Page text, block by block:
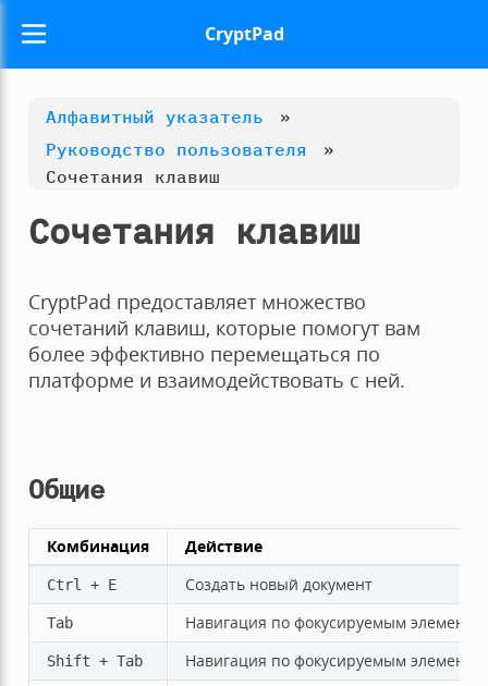
CryptPad
Алфавитный указатель
»
Руководство пользователя
»
Сочетания клавиш
Сочетания клавиш
CryptPad предоставляет множество
сочетаний клавиш, которые помогут вам
более эффективно перемещаться по
платформе и взаимодействовать с ней.
Общие
Комбинация Действие
Ctrl + E Создать новый документ
Tab Навигация по фокусируемым
Shift + Tab Навигация по фокусируемым